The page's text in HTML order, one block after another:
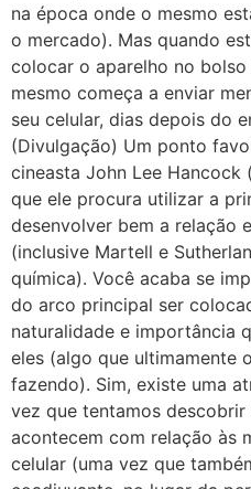
na época onde o mesmo
o mercado). Mas quando
colocar o aparelho no
mesmo começa a enviar
seu celular, dias depois do
(Divulgação) Um ponto
cineasta John Lee Hancock
que ele procura utilizar a
desenvolver bem a relação
(inclusive Martell e
química). Você acaba se
do arco principal ser
naturalidade e importância
eles (algo que ultimamente
fazendo). Sim, existe uma
vez que tentamos
acontecem com relação às
celular (uma vez que